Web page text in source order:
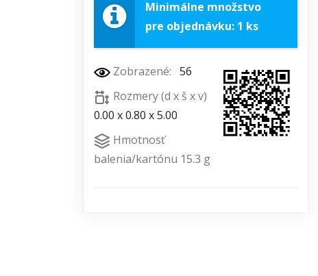
Minimálne množstvo
pre objednávku: 1 ks
Zobrazené: 56
Rozmery (d x š x v)
0.00 x 0.80 x 5.00
Hmotnosť
balenia/kartónu 15.3 g